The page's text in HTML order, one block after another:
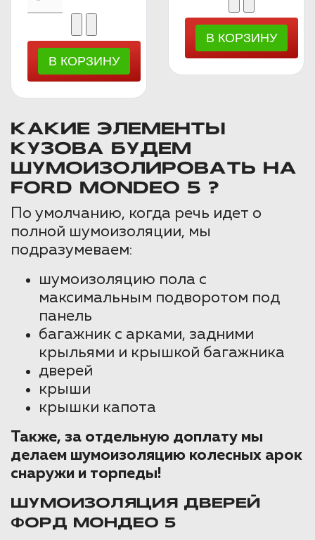
КАКИЕ ЭЛЕМЕНТЫ
КУЗОВА БУДЕМ
ШУМОИЗОЛИРОВАТЬ НА
FORD MONDEO 5 ?
По умолчанию, когда речь идет о
полной шумоизоляции, мы
подразумеваем:
шумоизоляцию пола с
максимальным подворотом под
панель
багажник с арками, задними
крыльями и крышкой багажника
дверей
крыши
крышки капота
Также, за отдельную доплату мы
делаем шумоизоляцию колесных арок
снаружи и торпеды!
ШУМОИЗОЛЯЦИЯ ДВЕРЕЙ
ФОРД МОНДЕО 5